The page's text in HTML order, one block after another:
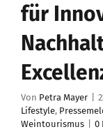
für
Von Petra Mayer
Lifestyle,
Weintourismus
0